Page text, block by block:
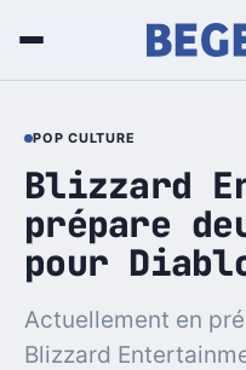
POP CULTURE
Blizzard
prépare
pour
Actuellement en
Blizzard